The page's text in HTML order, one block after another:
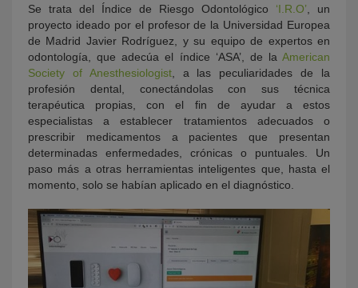
Se trata del Índice de Riesgo Odontológico ‘I.R.O’ , un
proyecto ideado por el profesor de la Universidad Europea
de Madrid Javier Rodríguez, y su equipo de expertos en
odontología, que adecúa el índice ‘ASA’, de la American
Society of Anesthesiologist, a las peculiaridades de la
profesión dental, conectándolas con sus técnica
terapéutica propias, con el fin de ayudar a estos
especialistas a establecer tratamientos adecuados o
prescribir medicamentos a pacientes que presentan
determinadas enfermedades, crónicas o puntuales. Un
paso más a otras herramientas inteligentes que, hasta el
momento, solo se habían aplicado en el diagnóstico.